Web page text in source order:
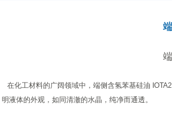
在化工材料的广阔领域中，端侧含氢苯基硅油
明液体的外观，如同清澈的水晶，纯净而通透。